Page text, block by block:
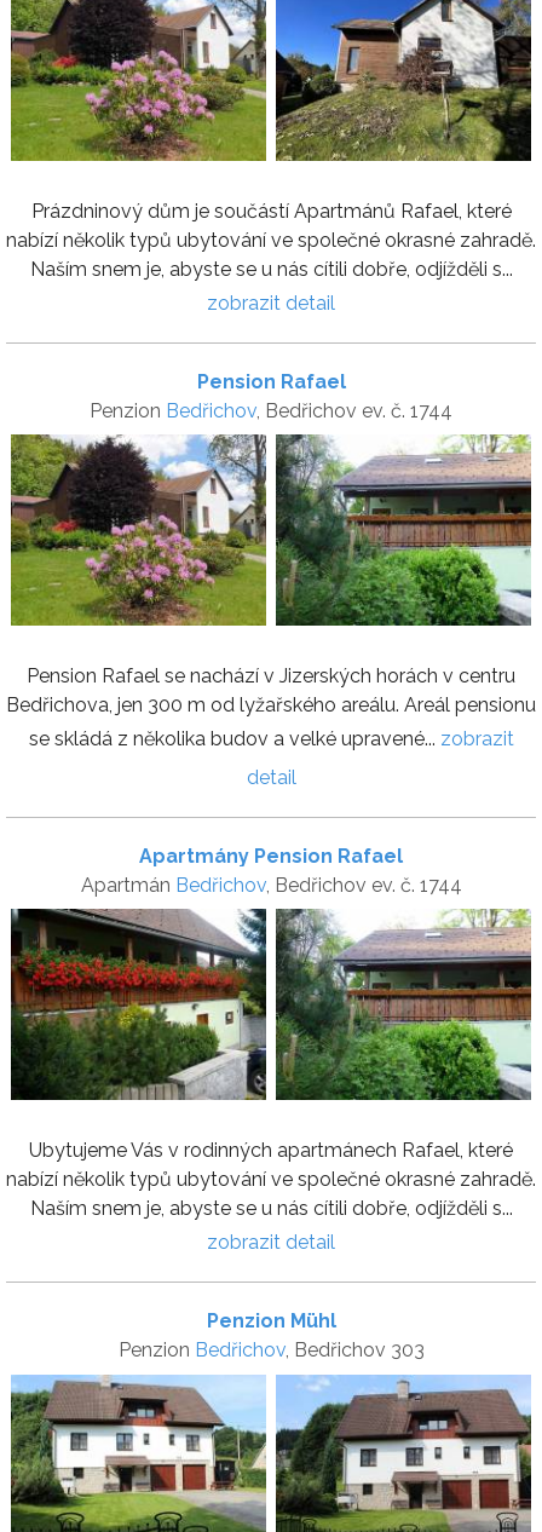
Prázdninový dům je součástí Apartmánů Rafael, které
nabízí několik typů ubytování ve společné okrasné zahradě.
Naším snem je, abyste se u nás cítili dobře, odjížděli s...
zobrazit detail
Pension Rafael
Penzion Bedřichov, Bedřichov ev. č. 1744
Pension Rafael se nachází v Jizerských horách v centru
Bedřichova, jen 300 m od lyžařského areálu. Areál pensionu
se skládá z několika budov a velké upravené... zobrazit
detail
Apartmány Pension Rafael
Apartmán Bedřichov, Bedřichov ev. č. 1744
Ubytujeme Vás v rodinných apartmánech Rafael, které
nabízí několik typů ubytování ve společné okrasné zahradě.
Naším snem je, abyste se u nás cítili dobře, odjížděli s...
zobrazit detail
Penzion Mühl
Penzion Bedřichov, Bedřichov 303